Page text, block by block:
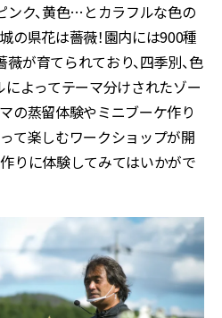
ンク、黄色…とカラフルな色の
の県花は薔薇！園内には900種
が育てられており、四季別、色
によってテーマ分けされたゾー
の蒸留体験やミニブーケ作り
て楽しむワークショップが開
りに体験してみてはいかがで